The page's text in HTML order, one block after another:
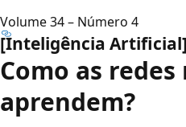
Volume 34 – Número 4
[Inteligência Artificial]
Como as
aprendem?